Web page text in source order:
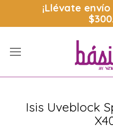
¡Llévate envío
Isis Uveblock